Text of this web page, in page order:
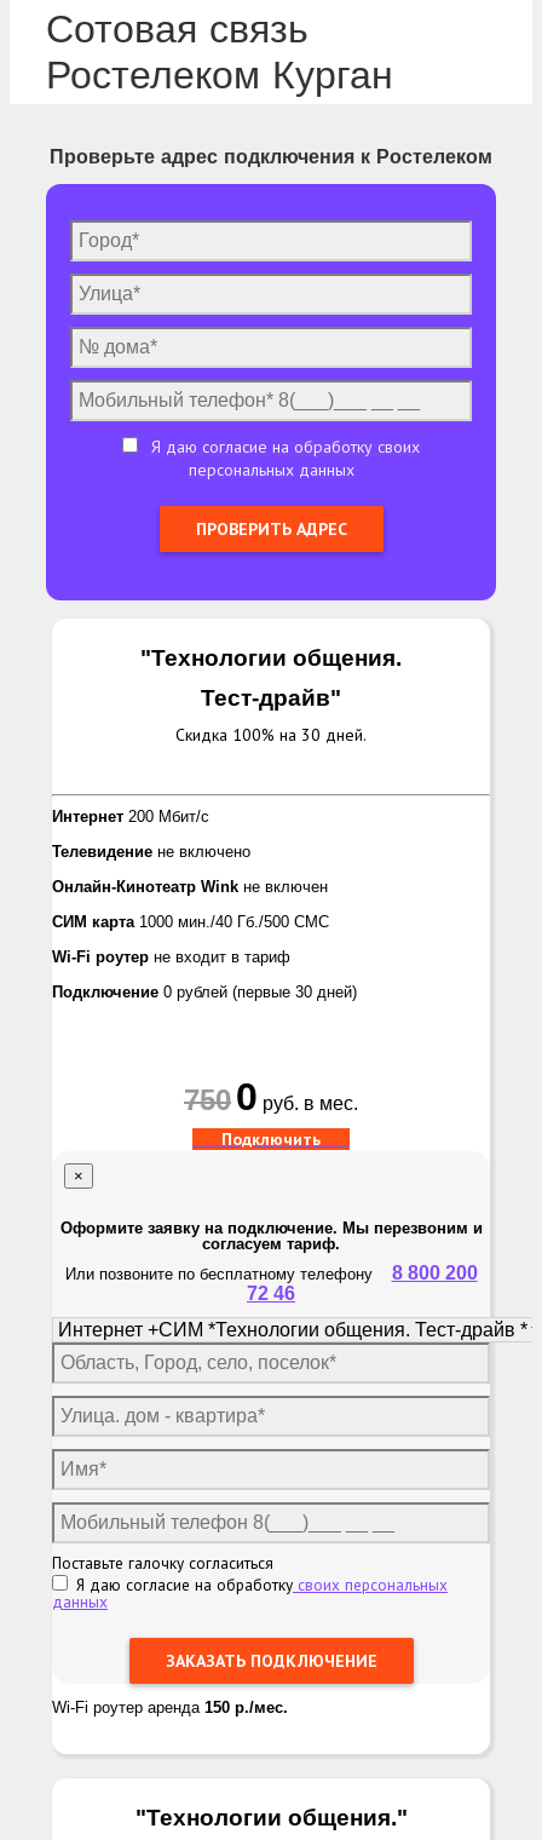
Сотовая связь
Ростелеком Курган
Проверьте адрес подключения к Ростелеком
Я даю согласие на обработку своих
персональных данных
"Технологии общения.
Тест-драйв"
Скидка 100% на 30 дней.
Интернет 200 Мбит/с
Телевидение не включено
Онлайн-Кинотеатр Wink не включен
СИМ карта 1000 мин./40 Гб./500 СМС
Wi-Fi роутер не входит в тариф
Подключение 0 рублей (первые 30 дней)
7500 руб. в мес.
Подключить
×
Оформите заявку на подключение. Мы перезвоним и
согласуем тариф.
Или позвоните по бесплатному телефону 8 800 200
72 46
Поставьте галочку согласиться
Я даю согласие на обработку своих персональных
данных
Wi-Fi роутер аренда 150 р./мес.
"Технологии общения."